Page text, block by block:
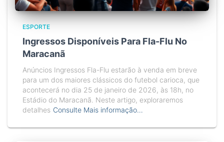
ESPORTE
Ingressos Disponíveis Para Fla-Flu No
Maracanã
Anúncios Ingressos Fla-Flu estarão à venda em breve
para um dos maiores clássicos do futebol carioca, que
acontecerá no dia 25 de janeiro de 2026, às 18h, no
Estádio do Maracanã. Neste artigo, exploraremos
detalhes Consulte Mais informação…